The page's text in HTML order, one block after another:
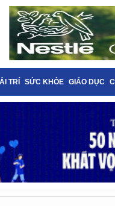
TRÍ SỨC KHỎE GIÁO DỤC